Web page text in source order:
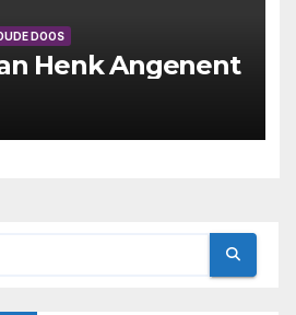
DOOS
Henk Angenent